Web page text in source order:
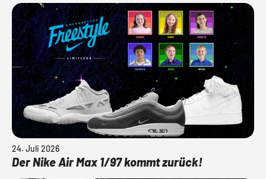
24. Juli 2026
Der Nike Air Max 1/97 kommt zurück!